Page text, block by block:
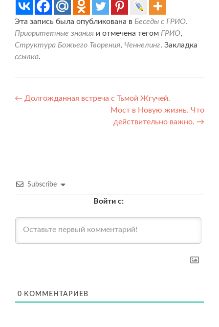
Эта запись была опубликована в Беседы с ГРИО.
Приоритетные знания и отмечена тегом ГРИО,
Структура Божьего Творения, Ченнелинг. Закладка
ссылка.
Навигация
← Долгожданная встреча с Тьмой Жгучей.
Мост в Новую жизнь. Что
действительно важно. →
Subscribe
Войти с:
0 КОММЕНТАРИЕВ